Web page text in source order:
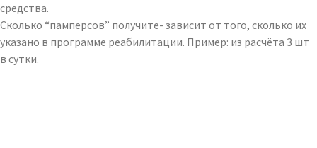
средства.
Сколько “памперсов” получите- зависит от того, сколько их
указано в программе реабилитации. Пример: из расчёта 3 шт
в сутки.